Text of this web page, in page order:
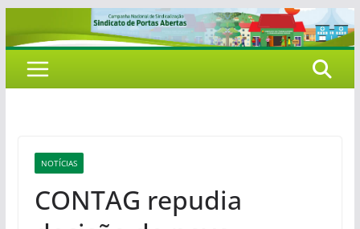
para
conteúdo
NOTÍCIAS
CONTAG repudia